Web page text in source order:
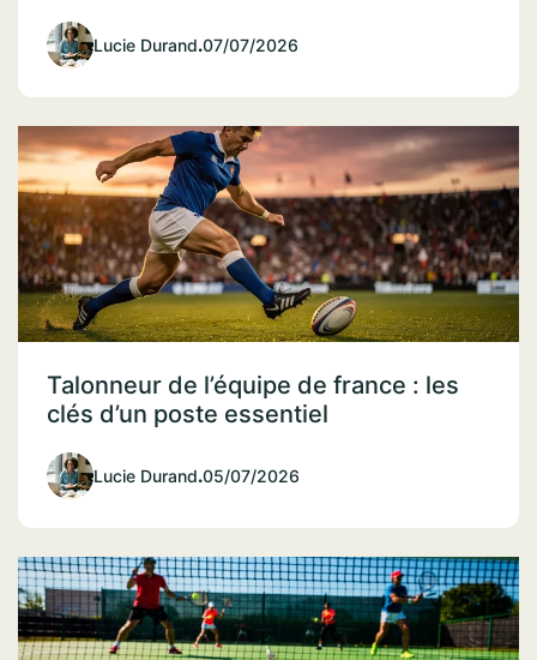
Lucie Durand.07/07/2026
Talonneur de l’équipe de france : les
clés d’un poste essentiel
Lucie Durand.05/07/2026